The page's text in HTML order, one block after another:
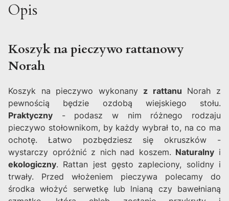
Opis
Koszyk na pieczywo rattanowy
Norah
Koszyk na pieczywo wykonany z rattanu Norah z
pewnością będzie ozdobą wiejskiego stołu.
Praktyczny - podasz w nim różnego rodzaju
pieczywo stołownikom, by każdy wybrał to, na co ma
ochotę. Łatwo pozbędziesz się okruszków -
wystarczy opróżnić z nich nad koszem. Naturalny i
ekologiczny. Rattan jest gęsto zapleciony, solidny i
trwały. Przed włożeniem pieczywa polecamy do
środka włożyć serwetkę lub lnianą czy bawełnianą